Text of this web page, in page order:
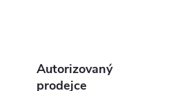
Autorizovaný
prodejce